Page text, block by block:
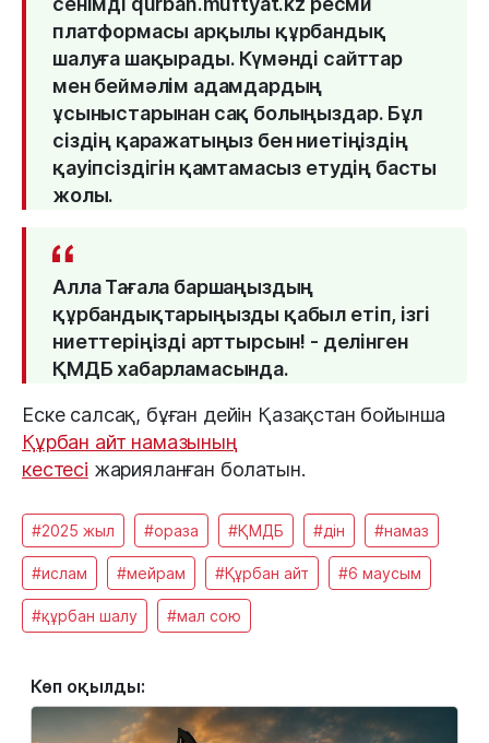
платформасы арқылы құрбандық
шалуға шақырады. Күмәнді сайттар
мен беймәлім адамдардың
ұсыныстарынан сақ болыңыздар. Бұл
сіздің қаражатыңыз бен ниетіңіздің
қауіпсіздігін қамтамасыз етудің басты
жолы.
Алла Тағала баршаңыздың
құрбандықтарыңызды қабыл етіп, ізгі
ниеттеріңізді арттырсын! - делінген
ҚМДБ хабарламасында.
Еске салсақ, бұған дейін Қазақстан бойынша
Құрбан айт намазының
кестесі жарияланған болатын.
#2025 жыл #ораза #ҚМДБ #дін #намаз
#ислам #мейрам #Құрбан айт #6 маусым
#құрбан шалу #мал сою
Көп оқылды: